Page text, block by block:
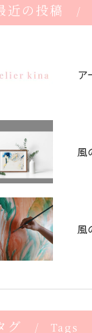
近の投稿
グ Tags